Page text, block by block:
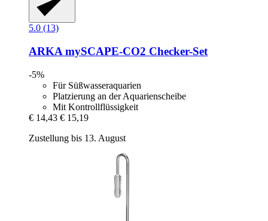
5.0 (13)
ARKA mySCAPE-​CO2 Checker-​Set
-5%
Für Süßwasseraquarien
Platzierung an der Aquarienscheibe
Mit Kontrollflüssigkeit
€ 14,43 € 15,19
Zustellung bis 13. August